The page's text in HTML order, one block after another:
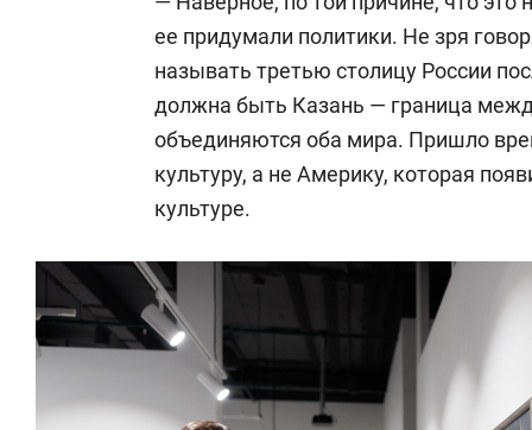
ее придумали политики. Не зря
называть третью столицу России
должна быть Казань — граница
объединяются оба мира. Пришло
культуру, а не Америку, которая
культуре.